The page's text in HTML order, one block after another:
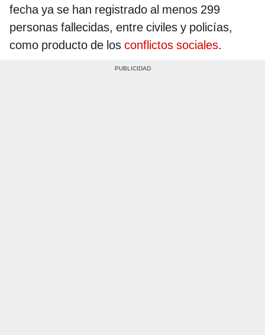
fecha ya se han registrado al menos 299
personas fallecidas, entre civiles y policías,
como producto de los conflictos sociales.